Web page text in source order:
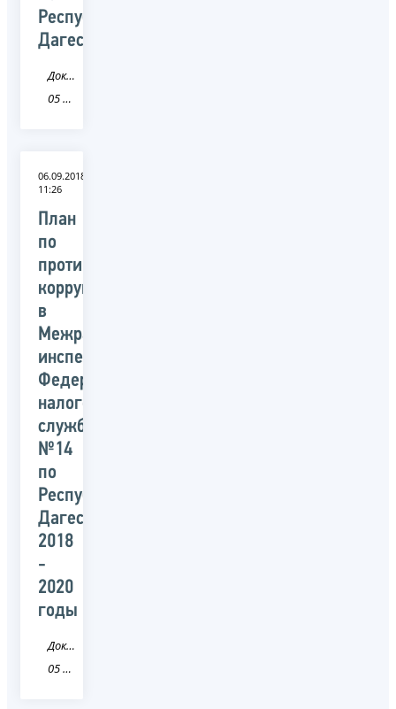
Республике
Дагестана
Документ
05 Республика Дагестан
06.09.2018
11:26
План
по
противодействию
коррупции
в
Межрайонной
инспекции
Федеральной
налоговой
службы
№14
по
Республике
Дагестана
2018
-
2020
годы
Документ
05 Республика Дагестан